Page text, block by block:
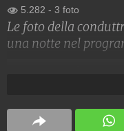
5.282 - 3 foto
Le foto della
una notte nel